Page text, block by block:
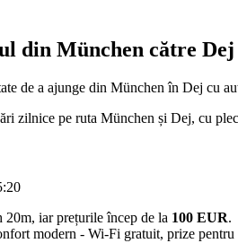
din München către Dej
de a ajunge din München în Dej cu
zilnice pe ruta München și Dej, cu
iar prețurile încep de la 100 EUR.
modern - Wi-Fi gratuit, prize